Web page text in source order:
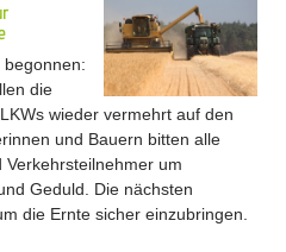
begonnen:
die
wieder vermehrt auf den
und Bauern bitten alle
um
Geduld. Die nächsten
die Ernte sicher einzubringen.